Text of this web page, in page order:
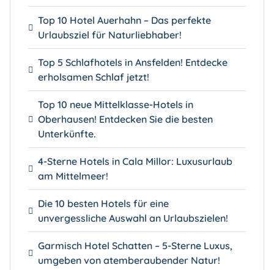
Top 10 Hotel Auerhahn – Das perfekte
Urlaubsziel für Naturliebhaber!
Top 5 Schlafhotels in Ansfelden! Entdecke
erholsamen Schlaf jetzt!
Top 10 neue Mittelklasse-Hotels in
Oberhausen! Entdecken Sie die besten
Unterkünfte.
4-Sterne Hotels in Cala Millor: Luxusurlaub
am Mittelmeer!
Die 10 besten Hotels für eine
unvergessliche Auswahl an Urlaubszielen!
Garmisch Hotel Schatten – 5-Sterne Luxus,
umgeben von atemberaubender Natur!